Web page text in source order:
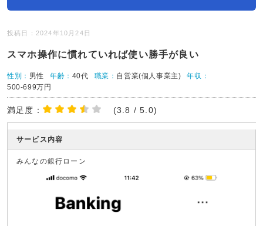
投稿日：2024年10月24日
スマホ操作に慣れていれば使い勝手が良い
性別： 男性 年齢： 40代 職業： 自営業(個人事業主)
年収：
500-699万円
満足度： (3.8 / 5.0)
サービス内容
みんなの銀行ローン